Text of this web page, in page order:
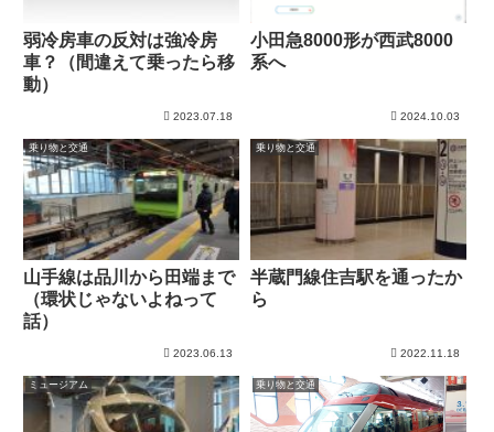
弱冷房車の反対は強冷房
車？（間違えて乗ったら移
動）
2023.07.18
小田急8000形が西武8000
系へ
2024.10.03
乗り物と交通
山手線は品川から田端まで
（環状じゃないよねって
話）
2023.06.13
乗り物と交通
半蔵門線住吉駅を通ったか
ら
2022.11.18
ミュージアム 乗り物と交通